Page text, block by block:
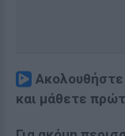
και μάθετε